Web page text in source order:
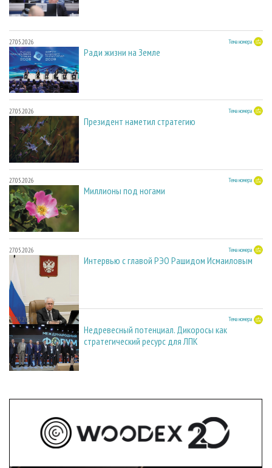
27.05.2026 Тема номера
Ради жизни на Земле
27.05.2026 Тема номера
Президент наметил стратегию
27.05.2026 Тема номера
Миллионы под ногами
27.05.2026 Тема номера
Интервью с главой РЭО Рашидом Исмаиловым
27.05.2026 Тема номера
Недревесный потенциал. Дикоросы как
стратегический ресурс для ЛПК